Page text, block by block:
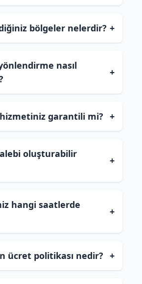
bölgeler nelerdir? +
nasıl
+
garantili mi? +
oluşturabilir
+
hangi saatlerde
+
ücret politikası nedir? +